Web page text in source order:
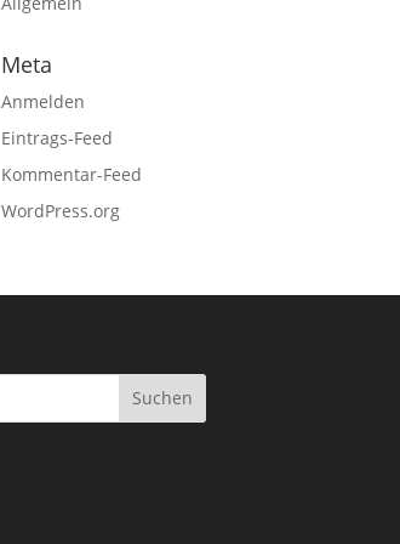
Meta
Anmelden
Eintrags-Feed
Kommentar-Feed
WordPress.org
Suchen